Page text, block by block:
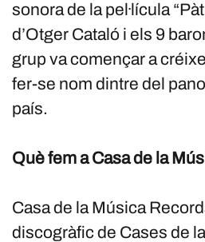
sonora de la pel·lícula
d’Otger Cataló i els 9
grup va començar a
fer-se nom dintre del
país.
Què fem a Casa de la
Casa de la Música
discogràfic de Cases de